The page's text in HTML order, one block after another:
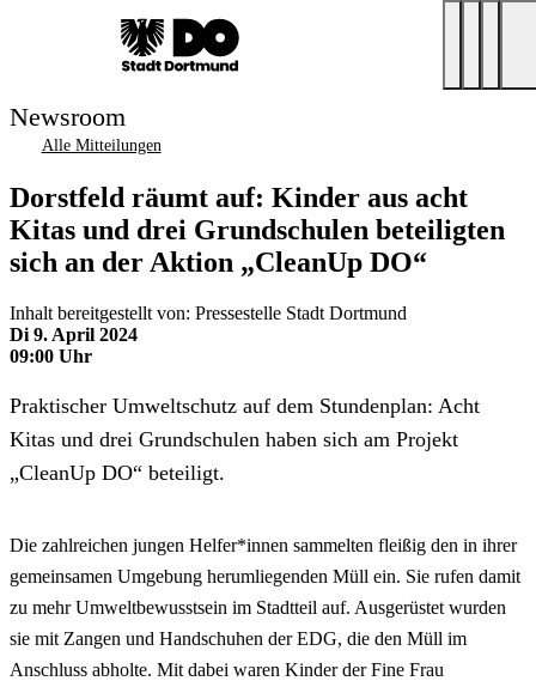
Newsroom
Alle Mitteilungen
Dorstfeld räumt auf: Kinder aus acht
Kitas und drei Grundschulen beteiligten
sich an der Aktion „CleanUp DO“
Inhalt bereitgestellt von: Pressestelle Stadt Dortmund
Di 9. April 2024
09:00 Uhr
Praktischer Umweltschutz auf dem Stundenplan: Acht
Kitas und drei Grundschulen haben sich am Projekt
„CleanUp DO“ beteiligt.
Die zahlreichen jungen Helfer*innen sammelten fleißig den in ihrer
gemeinsamen Umgebung herumliegenden Müll ein. Sie rufen damit
zu mehr Umweltbewusstsein im Stadtteil auf. Ausgerüstet wurden
sie mit Zangen und Handschuhen der EDG, die den Müll im
Anschluss abholte. Mit dabei waren Kinder der Fine Frau